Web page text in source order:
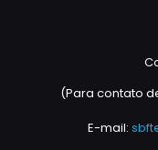
(Para contato
E-mail: